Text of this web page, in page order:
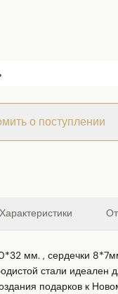
о поступлении
Характеристики
мм. , сердечки
стали идеален
подарков к